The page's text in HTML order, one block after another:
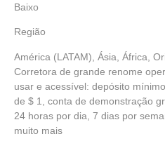
Baixo
Região
América (LATAM), Ásia, África,
Corretora de grande renome
usar e acessível: depósito
de $ 1, conta de demonstração
24 horas por dia, 7 dias por
muito mais